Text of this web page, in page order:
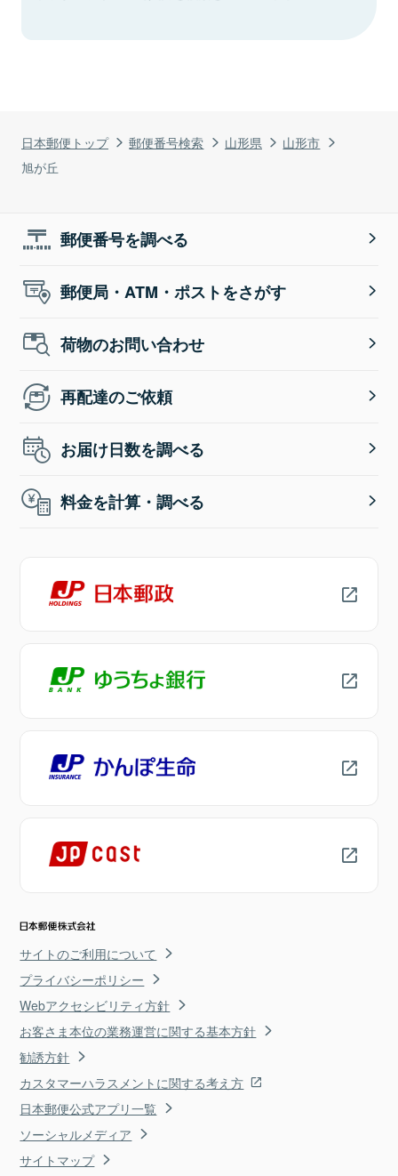
日本郵便トップ 郵便番号検索 山形県
山形市
旭が丘
郵便番号を調べる
郵便局・ATM・ポストをさがす
荷物のお問い合わせ
再配達のご依頼
お届け日数を調べる
料金を計算・調べる
サイトのご利用について
プライバシーポリシー
Webアクセシビリティ方針
お客さま本位の業務運営に関する基本方針
勧誘方針
カスタマーハラスメントに関する考え方
日本郵便公式アプリ一覧
ソーシャルメディア
サイトマップ